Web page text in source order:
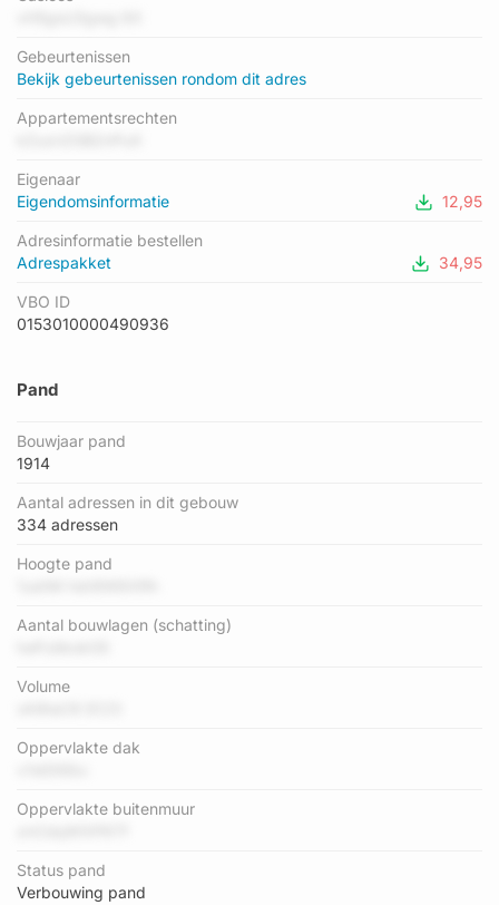
gemiddelde energielabel is er C. Het adres Ariënsplein 1-113
heeft als status: 'verblijfsobject in gebruik'. Het pand waarin dit
Gebeurtenissen
Bekijk gebeurtenissen rondom dit adres
Appartementsrechten
Eigenaar
Eigendomsinformatie
12,95
Adresinformatie bestellen
Adrespakket
34,95
VBO ID
0153010000490936
Pand
Bouwjaar pand
1914
Aantal adressen in dit gebouw
334 adressen
Hoogte pand
Aantal bouwlagen (schatting)
Volume
Oppervlakte dak
Oppervlakte buitenmuur
Status pand
Verbouwing pand